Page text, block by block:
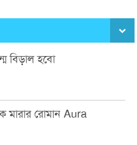
বিড়াল হবো
মারার রোমান Aura